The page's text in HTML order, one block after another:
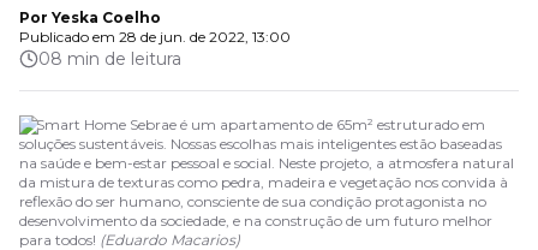
Por Yeska Coelho
Publicado em 28 de jun. de 2022, 13:00
08 min de leitura
O Smart Home Sebrae é um apartamento de 65m² estruturado em
soluções sustentáveis. Nossas escolhas mais inteligentes estão baseadas
na saúde e bem-estar pessoal e social. Neste projeto, a atmosfera natural
da mistura de texturas como pedra, madeira e vegetação nos convida à
reflexão do ser humano, consciente de sua condição protagonista no
desenvolvimento da sociedade, e na construção de um futuro melhor
para todos! (Eduardo Macarios)